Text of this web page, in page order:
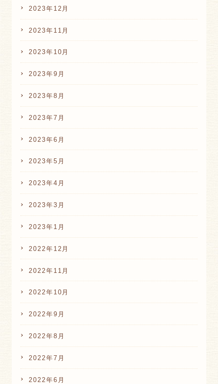
2023年12月
2023年11月
2023年10月
2023年9月
2023年8月
2023年7月
2023年6月
2023年5月
2023年4月
2023年3月
2023年1月
2022年12月
2022年11月
2022年10月
2022年9月
2022年8月
2022年7月
2022年6月